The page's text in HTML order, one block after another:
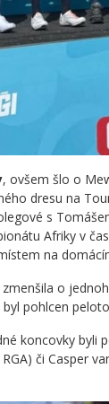
, ovšem šlo o
dresu na
s
Afriky v
na
o
pohlcen
koncovky byli
či Casper